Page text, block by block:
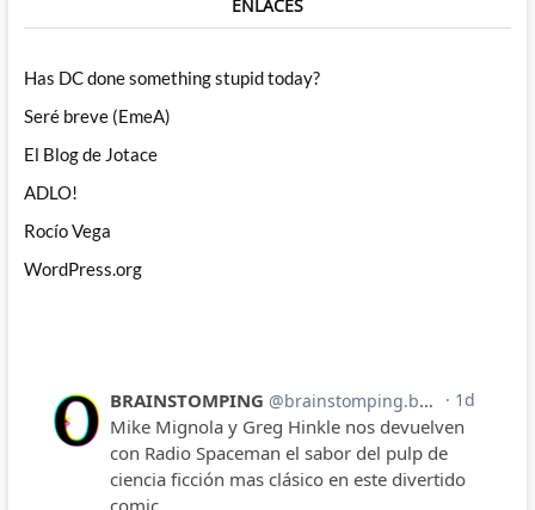
ENLACES
Has DC done something stupid today?
Seré breve (EmeA)
El Blog de Jotace
ADLO!
Rocío Vega
WordPress.org